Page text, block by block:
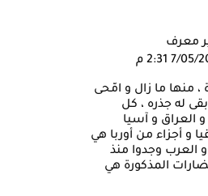
معرف
2:31 م
، منها ما زال و امّحى
بقى له جذره ، كل
العراق و آسيا
و أجزاء من أوربا هي
عربية 100 . و العرب وجدوا منذ
المذكورة هي